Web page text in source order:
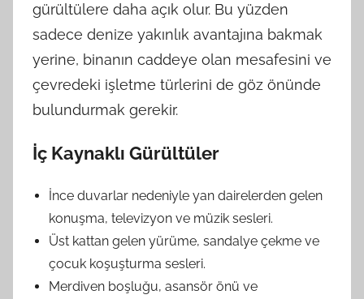
gürültülere daha açık olur. Bu yüzden
sadece denize yakınlık avantajına bakmak
yerine, binanın caddeye olan mesafesini ve
çevredeki işletme türlerini de göz önünde
bulundurmak gerekir.
İç Kaynaklı Gürültüler
İnce duvarlar nedeniyle yan dairelerden gelen
konuşma, televizyon ve müzik sesleri.
Üst kattan gelen yürüme, sandalye çekme ve
çocuk koşuşturma sesleri.
Merdiven boşluğu, asansör önü ve